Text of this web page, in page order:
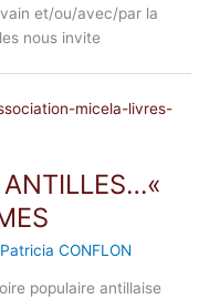
et/ou/avec/par la
nous invite
ANTILLES…«
Patricia CONFLON
populaire antillaise